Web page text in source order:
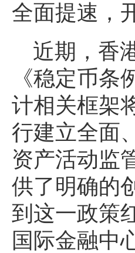
全面提速，
近期，香
《稳定币
计相关框架
行建立全面
资产活动监
供了明确的
到这一政策
国际金融中